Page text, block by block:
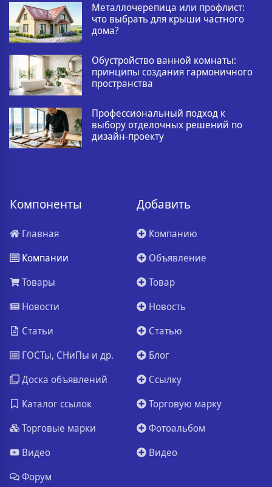
Металлочерепица или профлист:
что выбрать для крыши частного
дома?
Обустройство ванной комнаты:
принципы создания гармоничного
пространства
Профессиональный подход к
выбору отделочных решений по
дизайн-проекту
Компоненты
Главная
Компании
Товары
Новости
Статьи
ГОСТы, СНиПы и др.
Доска объявлений
Каталог ссылок
Торговые марки
Видео
Форум
Добавить
Компанию
Объявление
Товар
Новость
Статью
Блог
Ссылку
Торговую марку
Фотоальбом
Видео